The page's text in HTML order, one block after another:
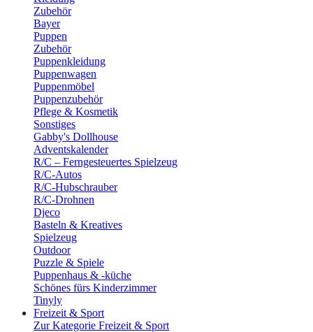
Zubehör
Bayer
Puppen
Zubehör
Puppenkleidung
Puppenwagen
Puppenmöbel
Puppenzubehör
Pflege & Kosmetik
Sonstiges
Gabby's Dollhouse
Adventskalender
R/C – Ferngesteuertes Spielzeug
R/C-Autos
R/C-Hubschrauber
R/C-Drohnen
Djeco
Basteln & Kreatives
Spielzeug
Outdoor
Puzzle & Spiele
Puppenhaus & -küche
Schönes fürs Kinderzimmer
Tinyly
Freizeit & Sport
Zur Kategorie Freizeit & Sport